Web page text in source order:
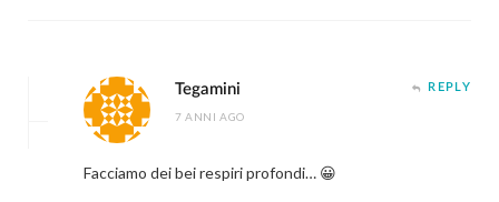
Tegamini
7 ANNI AGO
REPLY
Facciamo dei bei respiri profondi… 😀